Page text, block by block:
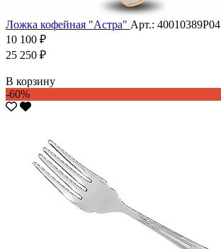
Ложка кофейная "Астра" Арт.: 40010389Р04
10 100 ₽
25 250 ₽
В корзину
-60%